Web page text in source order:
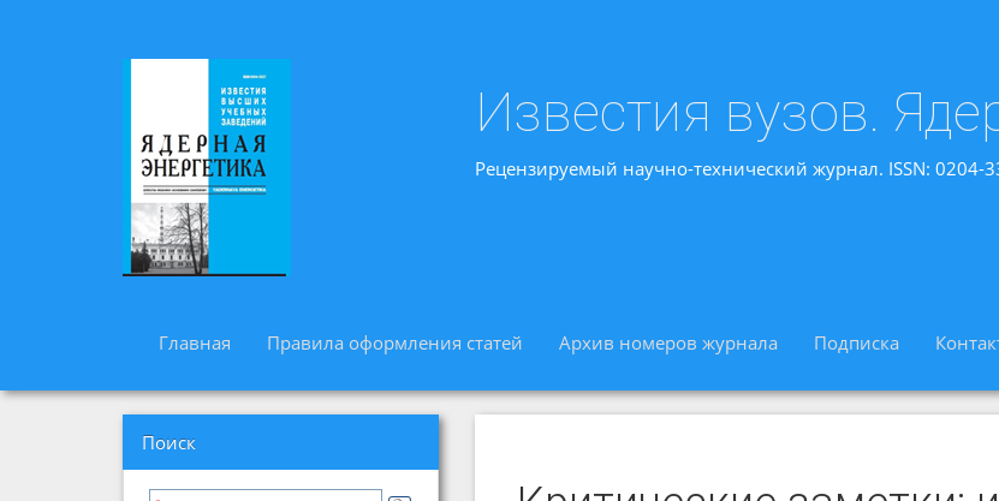
Известия вузов.
Рецензируемый научно-технический журнал. ISSN: 0204-
Главная Правила оформления статей Архив номеров журнала Подписка
Поиск